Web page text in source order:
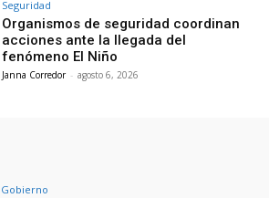
Seguridad
Organismos de seguridad coordinan
acciones ante la llegada del
fenómeno El Niño
Janna Corredor - agosto 6, 2026
Gobierno